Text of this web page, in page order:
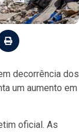
decorrência dos
um aumento em
oficial. As